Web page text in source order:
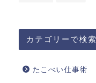
カテゴリーで検索
たこべい仕事術